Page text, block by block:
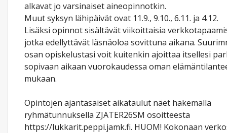
alkavat jo varsinaiset aineopinnotkin.
Muut syksyn lähipäivät ovat 11.9., 9.10., 6.11. ja 4.12.
Lisäksi opinnot sisältävät viikoittaisia
jotka edellyttävät läsnäoloa sovittuna aikana.
osan opiskelustasi voit kuitenkin ajoittaa itsellesi
sopivaan aikaan vuorokaudessa oman
mukaan.
Opintojen ajantasaiset aikataulut näet hakemalla
ryhmätunnuksella ZJATER26SM osoitteesta
https://lukkarit.peppi.jamk.fi. HUOM! Kokonaan